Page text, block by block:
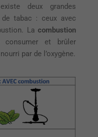
deux grandes
tabac : ceux avec
La combustion
et brûler
par de l’oxygène.